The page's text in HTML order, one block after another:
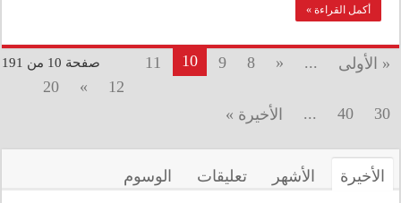
أكمل القراءة »
صفحة 10 من 191 « الأولى ...
«
8
9
10
11
12
»
20
30
40
... الأخيرة »
الأخيرة الأشهر تعليقات الوسوم